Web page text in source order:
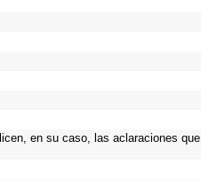
en su caso, las aclaraciones que